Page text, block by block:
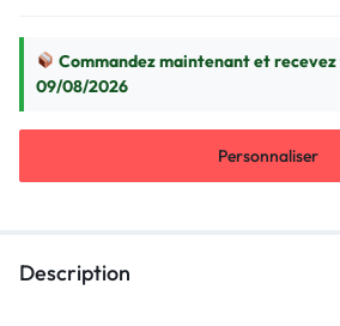
Commandez maintenant et
09/08/2026
Personnaliser
Description